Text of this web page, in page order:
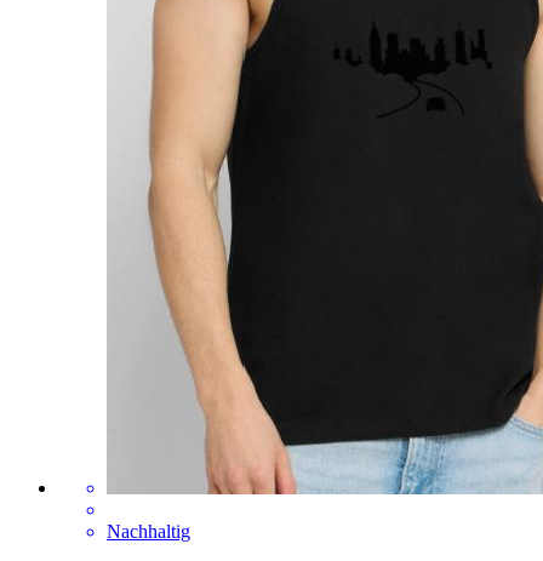
Nachhaltig